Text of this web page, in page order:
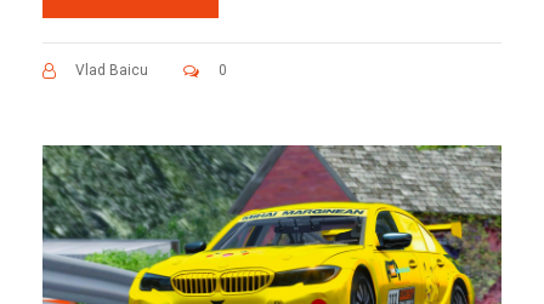
Vlad Baicu 0